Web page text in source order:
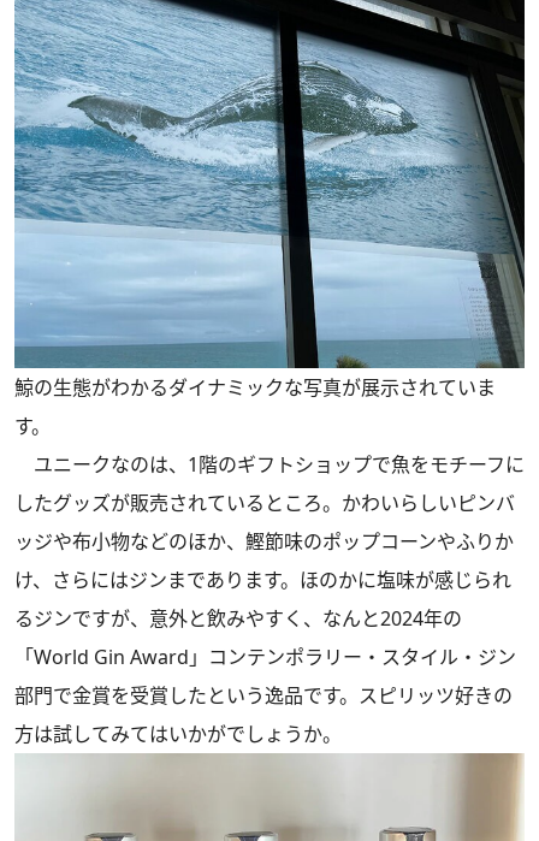
鯨の生態がわかるダイナミックな写真が展示されていま
す。
ユニークなのは、1階のギフトショップで魚をモチーフに
したグッズが販売されているところ。かわいらしいピンバ
ッジや布小物などのほか、鰹節味のポップコーンやふりか
け、さらにはジンまであります。ほのかに塩味が感じられ
るジンですが、意外と飲みやすく、なんと2024年の
「World Gin Award」コンテンポラリー・スタイル・ジン
部門で金賞を受賞したという逸品です。スピリッツ好きの
方は試してみてはいかがでしょうか。